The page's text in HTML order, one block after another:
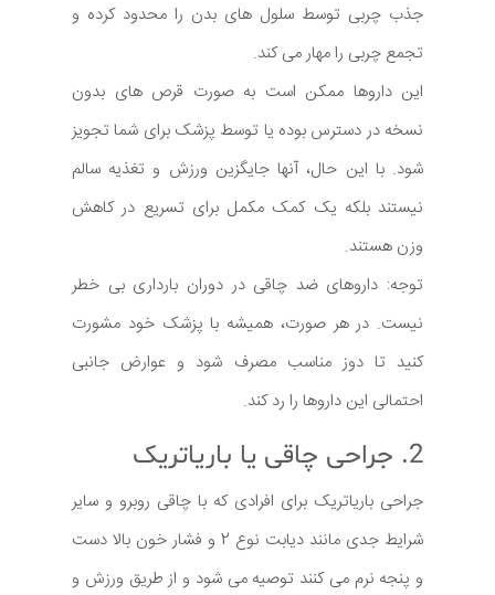
جذب چربی توسط سلول های بدن را محدود کرده و
تجمع چربی را مهار می کند.
این داروها ممکن است به صورت قرص های بدون
نسخه در دسترس بوده یا توسط پزشک برای شما تجویز
شود. با این حال، آنها جایگزین ورزش و تغذیه سالم
نیستند بلکه یک کمک مکمل برای تسریع در کاهش
وزن هستند.
توجه: داروهای ضد چاقی در دوران بارداری بی خطر
نیست. در هر صورت، همیشه با پزشک خود مشورت
کنید تا دوز مناسب مصرف شود و عوارض جانبی
احتمالی این داروها را رد کند.
2. جراحی چاقی یا باریاتریک
جراحی باریاتریک برای افرادی که با چاقی روبرو و سایر
شرایط جدی مانند دیابت نوع 2 و فشار خون بالا دست
و پنجه نرم می کنند توصیه می شود و از طریق ورزش و